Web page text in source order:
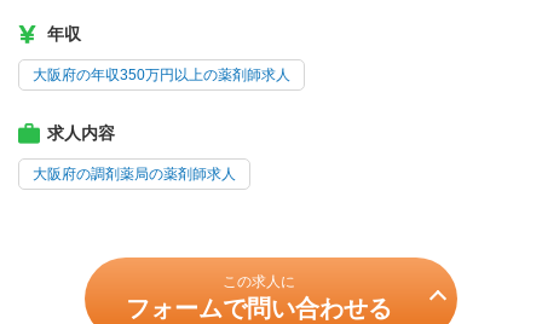
年収
大阪府の年収350万円以上の薬剤師求人
求人内容
大阪府の調剤薬局の薬剤師求人
この求人に
フォームで問い合わせる